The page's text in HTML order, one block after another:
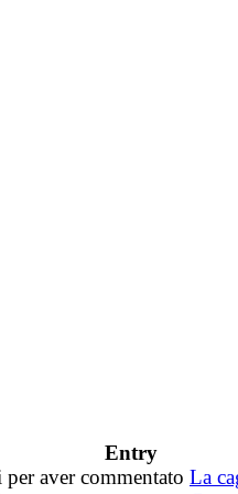
Entry
per aver commentato La